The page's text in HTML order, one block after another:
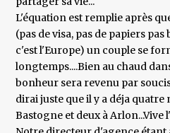
L'équation est remplie après
(pas de visa, pas de papiers
c'est l'Europe) un couple se
longtemps....Bien au chaud
bonheur sera revenu par
dirai juste que il y a déja quatre
Bastogne et deux à Arlon...Vive